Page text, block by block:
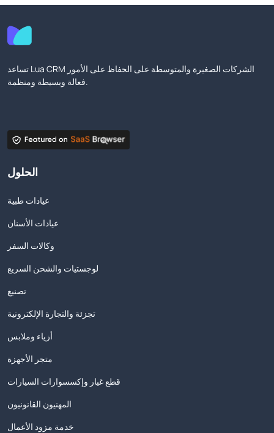
تساعد Lua CRM الشركات الصغيرة والمتوسطة على الحفاظ على الأمور
فعالة وبسيطة ومنظمة.
الحلول
عيادات طبية
عيادات الأسنان
وكالات السفر
لوجستيات والشحن السريع
تصنيع
تجزئة والتجارة الإلكترونية
أزياء وملابس
متجر الأجهزة
قطع غيار وإكسسوارات السيارات
المهنيون القانونيون
خدمة مزود الأعمال